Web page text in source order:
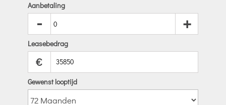
Aanbetaling
- +
Leasebedrag
€
Gewenst looptijd